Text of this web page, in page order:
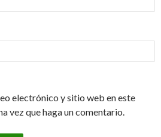
electrónico y sitio web en este
vez que haga un comentario.